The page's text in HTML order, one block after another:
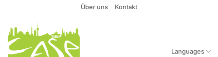
springen
Über uns Kontakt
Languages